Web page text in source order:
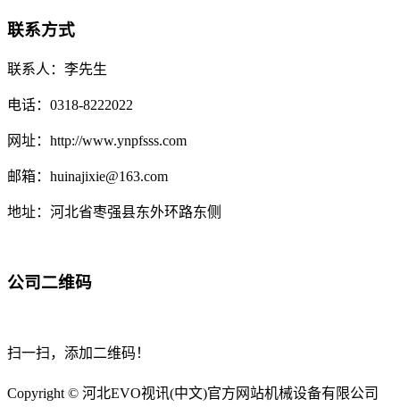
联系方式
联系人：李先生
电话：0318-8222022
网址：http://www.ynpfsss.com
邮箱：huinajixie@163.com
地址：河北省枣强县东外环路东侧
公司二维码
扫一扫，添加二维码！
Copyright © 河北EVO视讯(中文)官方网站机械设备有限公司